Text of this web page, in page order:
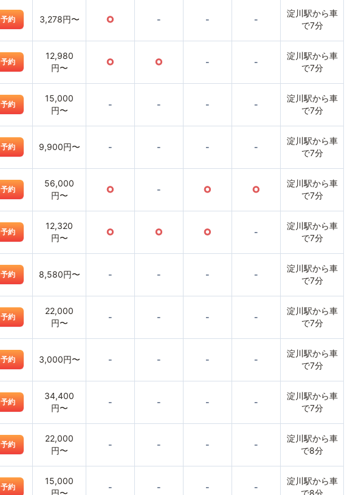
予約 3,278円〜 ○ - - -
淀川駅から車
で7分
予約
12,980
円〜
○ ○ - -
淀川駅から車
で7分
予約
15,000
円〜
- - - -
淀川駅から車
で7分
予約 9,900円〜 - - - -
淀川駅から車
で7分
予約
56,000
円〜
○ - ○ ○
淀川駅から車
で7分
予約
12,320
円〜
○ ○ ○ -
淀川駅から車
で7分
予約 8,580円〜 - - - -
淀川駅から車
で7分
予約
22,000
円〜
- - - -
淀川駅から車
で7分
予約 3,000円〜 - - - -
淀川駅から車
で7分
予約
34,400
円〜
- - - -
淀川駅から車
で7分
予約
22,000
円〜
- - - -
淀川駅から車
で8分
予約
15,000
- - - -
淀川駅から車